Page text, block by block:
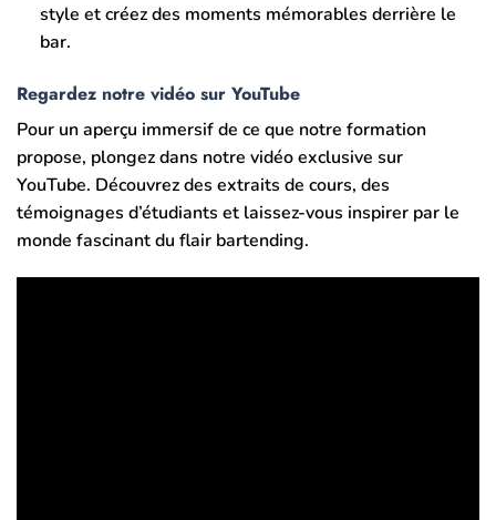
style et créez des moments mémorables derrière le
bar.
Regardez notre vidéo sur YouTube
Pour un aperçu immersif de ce que notre formation
propose, plongez dans notre vidéo exclusive sur
YouTube. Découvrez des extraits de cours, des
témoignages d’étudiants et laissez-vous inspirer par le
monde fascinant du flair bartending.